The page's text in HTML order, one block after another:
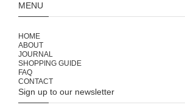
MENU
HOME
ABOUT
JOURNAL
SHOPPING GUIDE
FAQ
CONTACT
Sign up to our newsletter